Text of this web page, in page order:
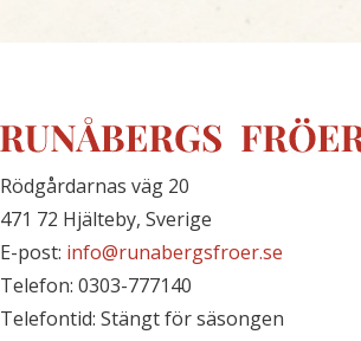
Rödgårdarnas väg 20
471 72 Hjälteby, Sverige
E-post: info@runabergsfroer.se
Telefon: 0303-777140
Telefontid: Stängt för säsongen